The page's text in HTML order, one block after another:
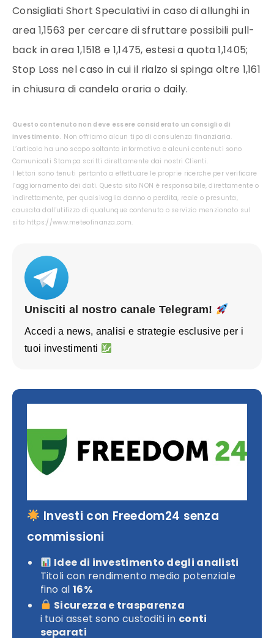
Consigliati Short Speculativi in caso di allunghi in
area 1,1563 per cercare di sfruttare possibili pull-
back in area 1,1518 e 1,1475, estesi a quota 1,1405;
Stop Loss nel caso in cui il rialzo si spinga oltre 1,161
in chiusura di candela oraria o daily.
Questo contenuto non deve essere considerato un consiglio di
investimento. Non offriamo alcun tipo di consulenza finanziaria.
L’articolo ha uno scopo soltanto informativo e alcuni contenuti sono
Comunicati Stampa scritti direttamente dai nostri Clienti.
I lettori sono tenuti pertanto a effettuare le proprie ricerche per verificare
l’aggiornamento dei dati. Questo sito NON è responsabile, direttamente o
indirettamente, per qualsivoglia danno o perdita, reale o presunta,
causata dall'utilizzo di qualunque contenuto o servizio menzionato sul
sito https://www.meteofinanza.com.
Unisciti al nostro canale Telegram!
Accedi a news, analisi e strategie esclusive per i
tuoi investimenti
Investi con Freedom24 senza
commissioni
Idee di investimento degli analisti
Titoli con rendimento medio potenziale
fino al 16%
Sicurezza e trasparenza
i tuoi asset sono custoditi in conti
separati